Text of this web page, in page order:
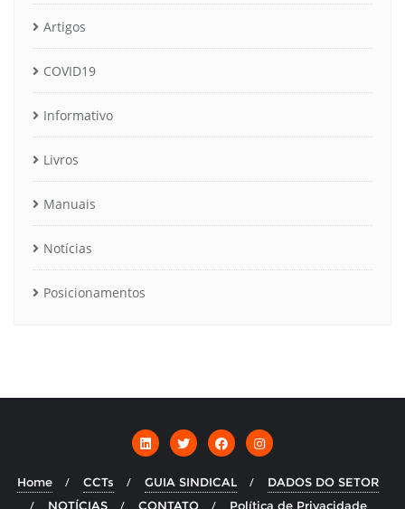
Artigos
COVID19
Informativo
Livros
Manuais
Notícias
Posicionamentos
Home CCTs GUIA SINDICAL
DADOS DO SETOR
NOTÍCIAS
CONTATO Política de Privacidade